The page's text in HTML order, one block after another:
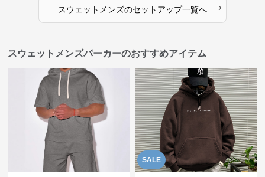
スウェットメンズのセットアップ一覧へ ›
スウェットメンズパーカーのおすすめアイテム
SALE